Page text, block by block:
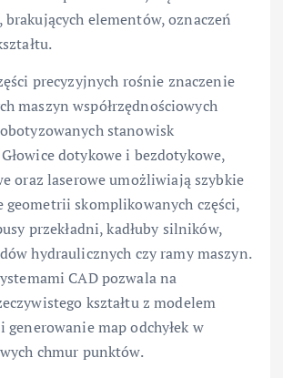
elementów, oznaczeń
precyzyjnych rośnie znaczenie
maszyn współrzędnościowych
stanowisk
dotykowe i bezdotykowe,
oraz laserowe umożliwiają szybkie
geometrii skomplikowanych części,
przekładni, kadłuby silników,
hydraulicznych czy ramy maszyn.
CAD pozwala na
kształtu z modelem
map odchyłek w
chmur punktów.